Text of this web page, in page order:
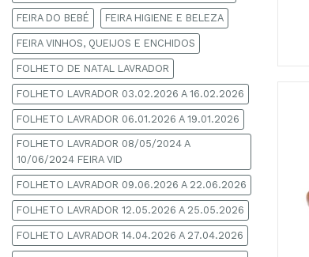
FEIRA DO BEBÉ FEIRA HIGIENE E BELEZA
FEIRA VINHOS, QUEIJOS E ENCHIDOS
FOLHETO DE NATAL LAVRADOR
FOLHETO LAVRADOR 03.02.2026 A 16.02.2026
FOLHETO LAVRADOR 06.01.2026 A 19.01.2026
FOLHETO LAVRADOR 08/05/2024 A
10/06/2024 FEIRA VID
FOLHETO LAVRADOR 09.06.2026 A 22.06.2026
FOLHETO LAVRADOR 12.05.2026 A 25.05.2026
FOLHETO LAVRADOR 14.04.2026 A 27.04.2026